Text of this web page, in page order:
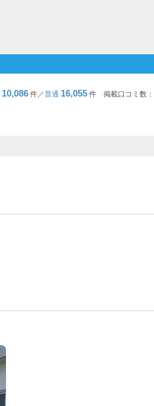
10,086 件／普通 16,055 件 掲載口コミ数：